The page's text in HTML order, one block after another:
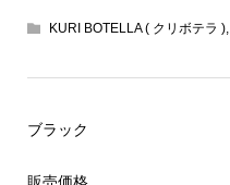
KURI BOTELLA ( クリボテラ ),
ブラック